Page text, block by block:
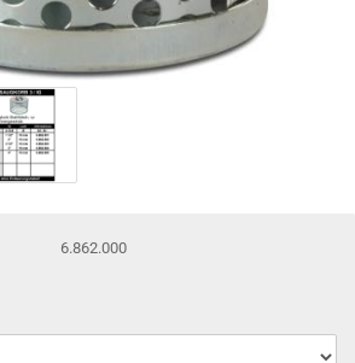
6.862.000